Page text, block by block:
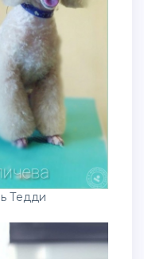
Тедди